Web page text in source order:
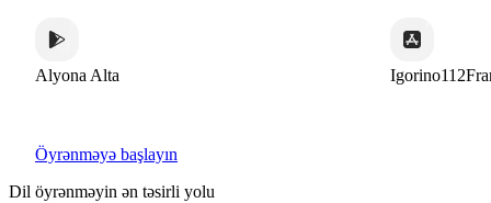
Alta Igorino112France
Öyrənməyə başlayın
Dil öyrənməyin ən təsirli yolu